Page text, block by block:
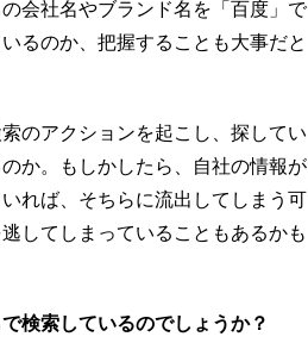
会社名やブランド名を「百度」で
るのか、把握することも大事だと
のアクションを起こし、探してい
か。もしかしたら、自社の情報が
れば、そちらに流出してしまう可
してしまっていることもあるかも
検索しているのでしょうか？